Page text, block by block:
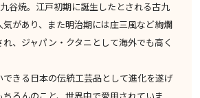
谷焼。江戸初期に誕生したとされる古九
があり、また明治期には庄三風など絢爛
、ジャパン・クタニとして海外でも高く
きる日本の伝統工芸品として進化を遂げ